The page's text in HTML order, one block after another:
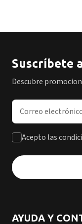
Suscríbete
Descubre
Dirección de correo
Acepto las
AYUDA Y